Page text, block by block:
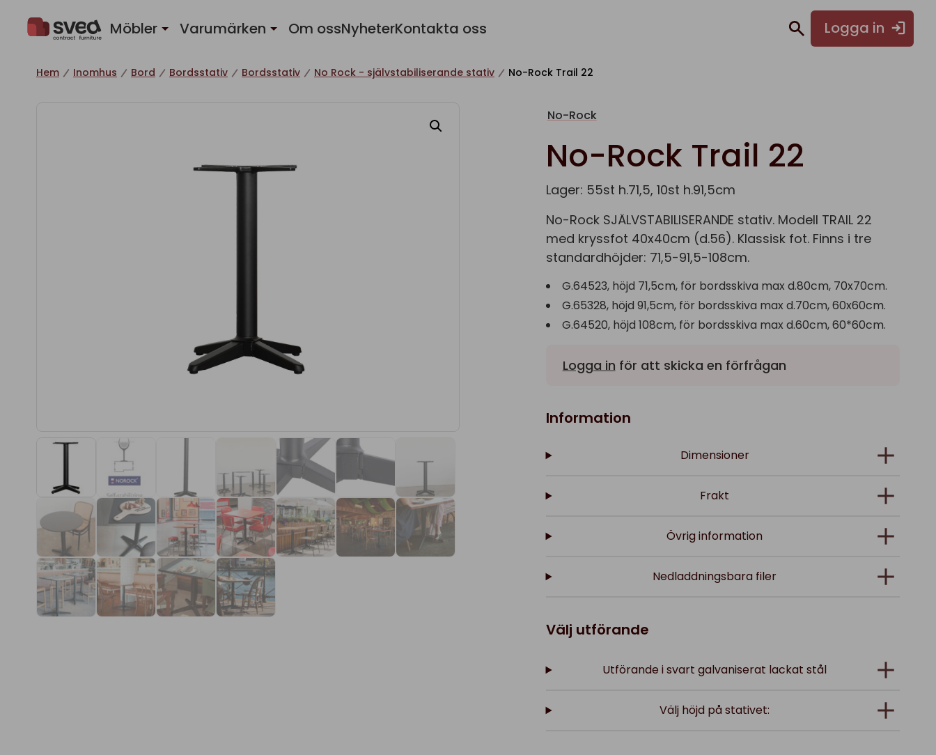
Möbler Varumärken Om ossNyheterKontakta oss Logga in
Hem Inomhus Bord Bordsstativ Bordsstativ No Rock - självstabiliserande stativ No-Rock Trail 22
No-Rock
No-Rock Trail 22
Lager: 55st h.71,5, 10st h.91,5cm
No-Rock SJÄLVSTABILISERANDE stativ. Modell TRAIL 22
med kryssfot 40x40cm (d.56). Klassisk fot. Finns i tre
standardhöjder: 71,5-91,5-108cm.
G.64523, höjd 71,5cm, för bordsskiva max d.80cm, 70x70cm.
G.65328, höjd 91,5cm, för bordsskiva max d.70cm, 60x60cm.
G.64520, höjd 108cm, för bordsskiva max d.60cm, 60*60cm.
Logga in för att skicka en förfrågan
Information
Dimensioner
Frakt
Övrig information
Nedladdningsbara filer
Välj utförande
Utförande i svart galvaniserat lackat stål
Välj höjd på stativet: